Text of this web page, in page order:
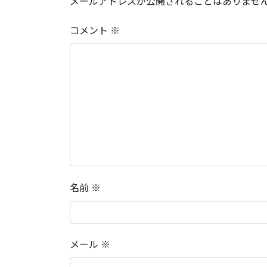
コメント ※
名前 ※
メール ※